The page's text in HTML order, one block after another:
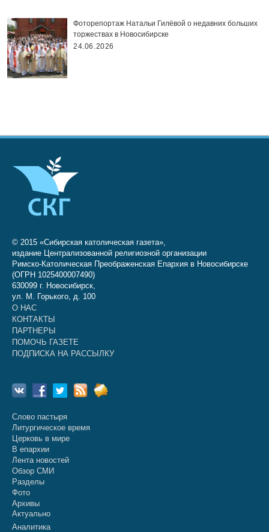
Фоторепортаж Натальи Гилёвой о недавних больших
торжествах в Новосибирске
24.06.2026
© 2015 «Сибирская католическая газета»,
издание Централизованной религиозной организации
Римско-Католическая Преображенская Епархия в Новосибирске
(ОГРН 1025400007490)
630099 г. Новосибирск,
ул. М. Горького, д. 100
О НАС
КОНТАКТЫ
ПАРТНЕРЫ
ПОМОЧЬ ГАЗЕТЕ
ПОДПИСКА НА РАССЫЛКУ
Слово пастыря
Литургическое время
Церковь в мире
В епархии
Лента новостей
Обзор СМИ
Разделы
Фото
Архивы
Актуально
Аналитика